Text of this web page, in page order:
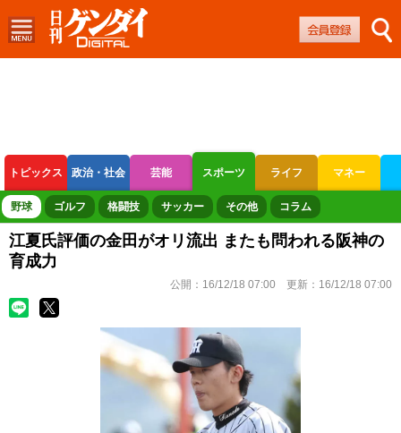
トピックス 政治・社会 芸能 スポーツ ライフ マネー
ボートレース 競輪 オートレース
野球 ゴルフ 格闘技 サッカー その他 コラム
江夏氏評価の金田がオリ流出 またも問われる阪神の
育成力
公開： 16/12/18 07:00 更新： 16/12/18 07:00